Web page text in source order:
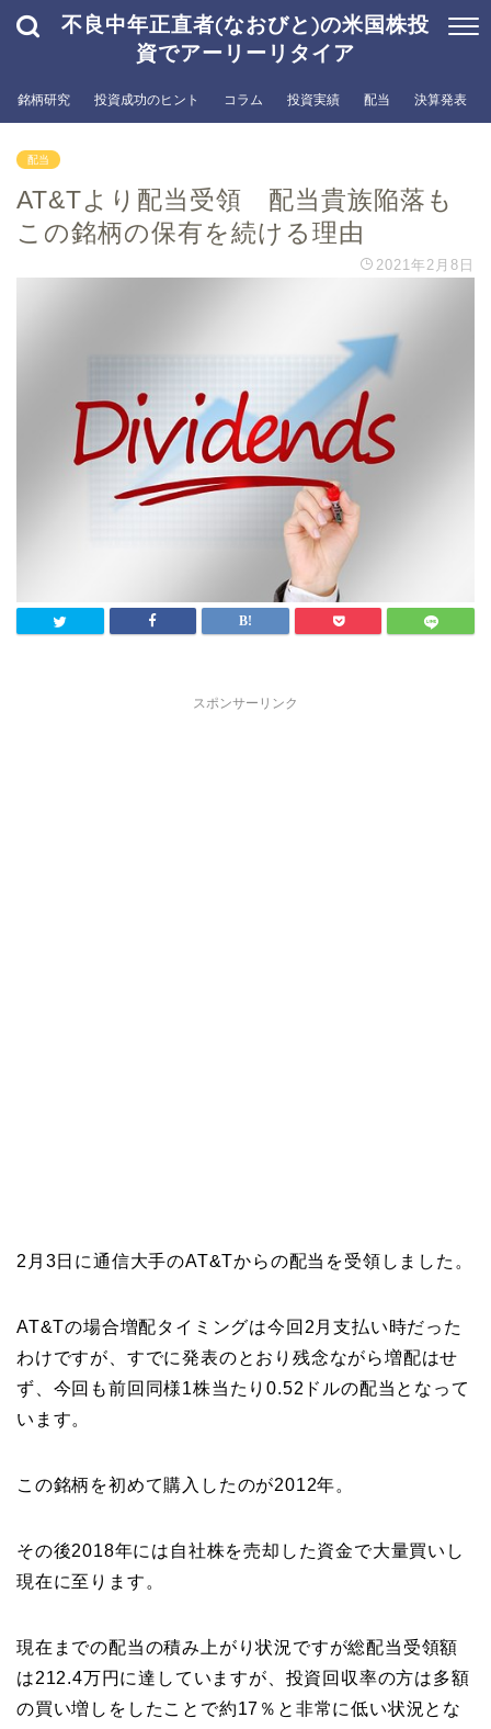
不良中年正直者(なおびと)の米国株投
資でアーリーリタイア
銘柄研究 投資成功のヒント コラム 投資実績 配当 決算発表
配当
AT&Tより配当受領 配当貴族陥落も
この銘柄の保有を続ける理由
2021年2月8日
スポンサーリンク
2月3日に通信大手のAT&Tからの配当を受領しました。
AT&Tの場合増配タイミングは今回2月支払い時だった
わけですが、すでに発表のとおり残念ながら増配はせ
ず、今回も前回同様1株当たり0.52ドルの配当となって
います。
この銘柄を初めて購入したのが2012年。
その後2018年には自社株を売却した資金で大量買いし
現在に至ります。
現在までの配当の積み上がり状況ですが総配当受領額
は212.4万円に達していますが、投資回収率の方は多額
の買い増しをしたことで約17％と非常に低い状況とな